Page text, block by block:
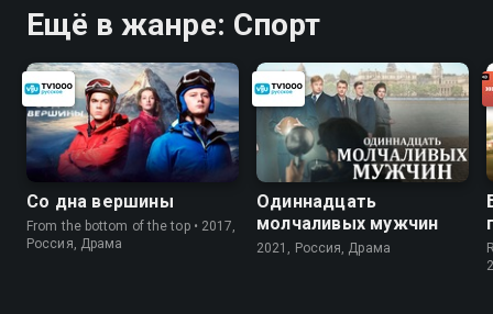
Ещё в жанре: Спорт
Со дна вершины
From the bottom of the top • 2017,
Россия, Драма
Одиннадцать
молчаливых мужчин
2021, Россия, Драма